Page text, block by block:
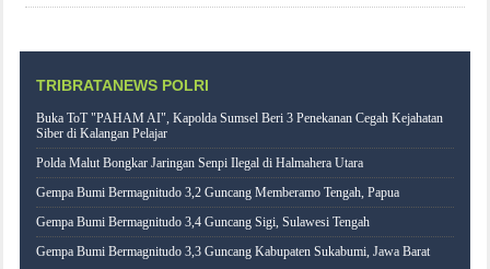
TRIBRATANEWS POLRI
Buka ToT "PAHAM AI", Kapolda Sumsel Beri 3 Penekanan Cegah Kejahatan
Siber di Kalangan Pelajar
Polda Malut Bongkar Jaringan Senpi Ilegal di Halmahera Utara
Gempa Bumi Bermagnitudo 3,2 Guncang Memberamo Tengah, Papua
Gempa Bumi Bermagnitudo 3,4 Guncang Sigi, Sulawesi Tengah
Gempa Bumi Bermagnitudo 3,3 Guncang Kabupaten Sukabumi, Jawa Barat